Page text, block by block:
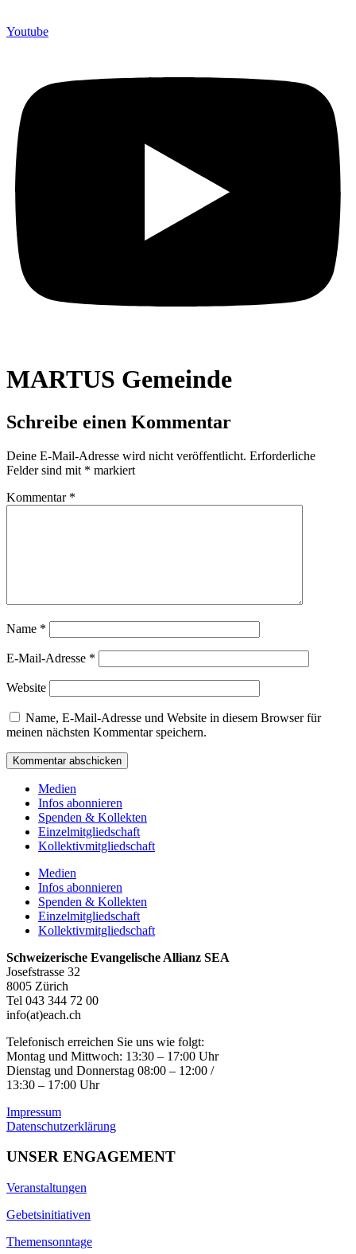
Youtube
MARTUS Gemeinde
Schreibe einen Kommentar
Deine E-Mail-Adresse wird nicht veröffentlicht. Erforderliche
Felder sind mit * markiert
Kommentar *
Name *
E-Mail-Adresse *
Website
Name, E-Mail-Adresse und Website in diesem Browser für
meinen nächsten Kommentar speichern.
Medien
Infos abonnieren
Spenden & Kollekten
Einzelmitgliedschaft
Kollektivmitgliedschaft
Medien
Infos abonnieren
Spenden & Kollekten
Einzelmitgliedschaft
Kollektivmitgliedschaft
Schweizerische Evangelische Allianz SEA
Josefstrasse 32
8005 Zürich
Tel 043 344 72 00
info(at)each.ch
Telefonisch erreichen Sie uns wie folgt:
Montag und Mittwoch: 13:30 – 17:00 Uhr
Dienstag und Donnerstag 08:00 – 12:00 /
13:30 – 17:00 Uhr
Impressum
Datenschutzerklärung
UNSER ENGAGEMENT
Veranstaltungen
Gebetsinitiativen
Themensonntage